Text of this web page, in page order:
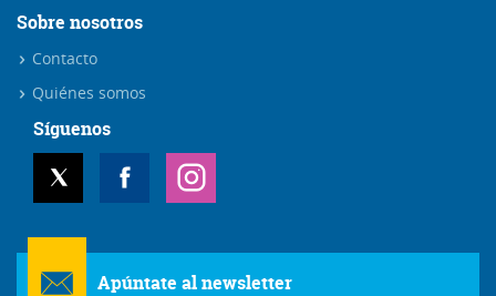
Sobre nosotros
Contacto
Quiénes somos
Síguenos
Apúntate al newsletter